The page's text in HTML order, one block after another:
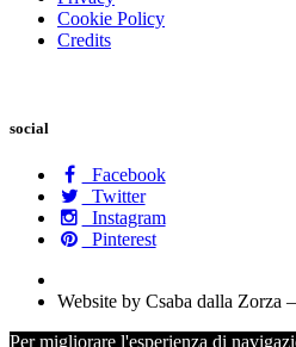
Cookie Policy
Credits
social
Facebook
Twitter
Instagram
Pinterest
Website by Csaba dalla
Per migliorare l'esperienza di